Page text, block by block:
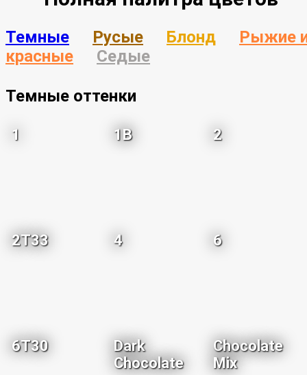
Темные Русые Блонд
Рыжие
красные
Седые
Темные оттенки
1 1B 2
2T33 4 6
6T30
Dark
Chocolate
Chocolate
Mix